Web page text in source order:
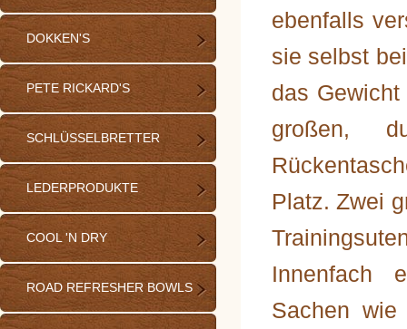
DOKKEN'S
PETE RICKARD'S
SCHLÜSSELBRETTER
LEDERPRODUKTE
COOL 'N DRY
ROAD REFRESHER BOWLS
ebenfalls
sie selbst
das
großen,
Platz. Zwei
Innenfach
Sachen